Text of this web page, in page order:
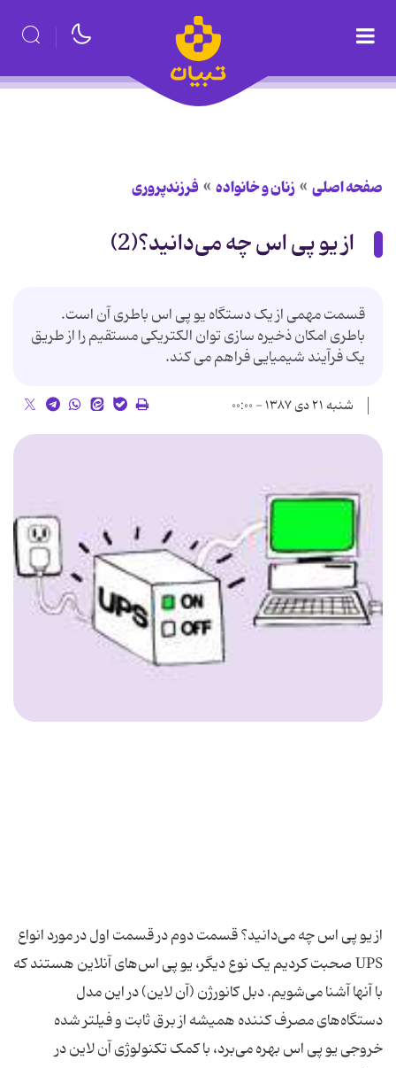
صفحه اصلی زنان و خانواده فرزندپروری
از یو پی اس چه می‌دانید؟(2)
قسمت مهمی از یک دستگاه یو پی اس باطری آن است.
باطری امکان ذخیره سازی توان الکتریکی مستقیم را از طریق
یک فرآیند شیمیایی فراهم می کند.
شنبه ۲۱ دی ۱۳۸۷ - ۰۰:۰۰
از یو پی اس چه می‌دانید؟ قسمت دوم در قسمت اول در مورد انواع
UPS صحبت کردیم یک نوع دیگر، یو پی اس‌های آنلاین هستند که
با آنها آشنا می‌شویم. دبل کانورژن (آن لاین) در این مدل
دستگاه‌های مصرف کننده همیشه از برق ثابت و فیلتر شده
خروجی یو پی اس بهره می‌برد، با کمک تکنولوژی آن لاین در